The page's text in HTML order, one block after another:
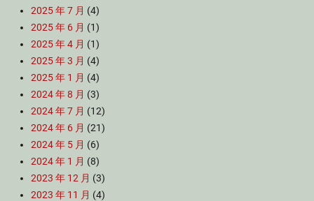
2025 年 7 月 (4)
2025 年 6 月 (1)
2025 年 4 月 (1)
2025 年 3 月 (4)
2025 年 1 月 (4)
2024 年 8 月 (3)
2024 年 7 月 (12)
2024 年 6 月 (21)
2024 年 5 月 (6)
2024 年 1 月 (8)
2023 年 12 月 (3)
2023 年 11 月 (4)